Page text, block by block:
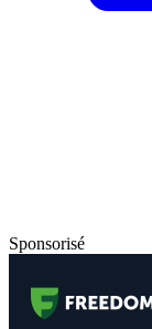
Sponsorisé